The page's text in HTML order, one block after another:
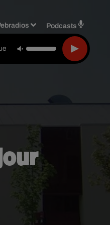
Podcasts
& Jennifer Lopez